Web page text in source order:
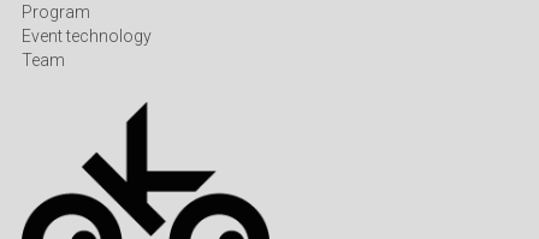
Program
Event technology
Team